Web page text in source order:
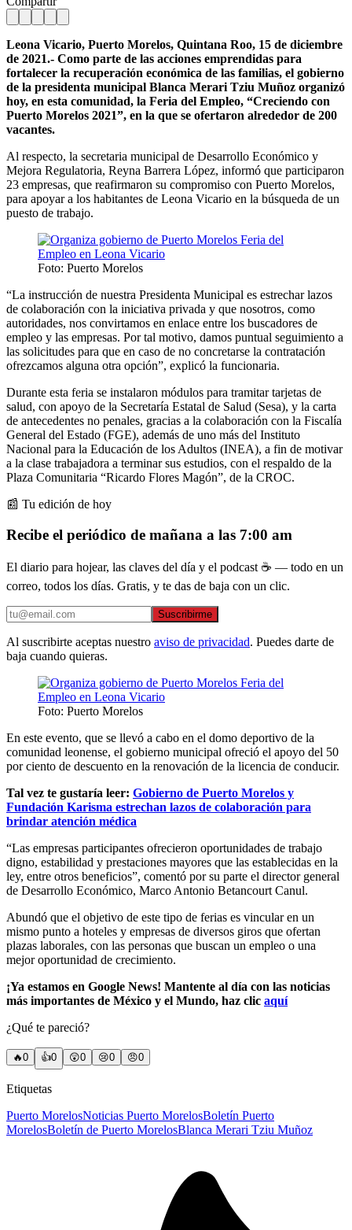
Leona Vicario, Puerto Morelos, Quintana Roo, 15 de diciembre
de 2021.- Como parte de las acciones emprendidas para
fortalecer la recuperación económica de las familias, el gobierno
de la presidenta municipal Blanca Merari Tziu Muñoz organizó
hoy, en esta comunidad, la Feria del Empleo, “Creciendo con
Puerto Morelos 2021”, en la que se ofertaron alrededor de 200
vacantes.
Al respecto, la secretaria municipal de Desarrollo Económico y
Mejora Regulatoria, Reyna Barrera López, informó que participaron
23 empresas, que reafirmaron su compromiso con Puerto Morelos,
para apoyar a los habitantes de Leona Vicario en la búsqueda de un
puesto de trabajo.
Foto: Puerto Morelos
“La instrucción de nuestra Presidenta Municipal es estrechar lazos
de colaboración con la iniciativa privada y que nosotros, como
autoridades, nos convirtamos en enlace entre los buscadores de
empleo y las empresas. Por tal motivo, damos puntual seguimiento a
las solicitudes para que en caso de no concretarse la contratación
ofrezcamos alguna otra opción”, explicó la funcionaria.
Durante esta feria se instalaron módulos para tramitar tarjetas de
salud, con apoyo de la Secretaría Estatal de Salud (Sesa), y la carta
de antecedentes no penales, gracias a la colaboración con la Fiscalía
General del Estado (FGE), además de uno más del Instituto
Nacional para la Educación de los Adultos (INEA), a fin de motivar
a la clase trabajadora a terminar sus estudios, con el respaldo de la
Plaza Comunitaria “Ricardo Flores Magón”, de la CROC.
📰 Tu edición de hoy
Recibe el periódico de mañana a las 7:00 am
El diario para hojear, las claves del día y el podcast ☕ — todo en un
correo, todos los días. Gratis, y te das de baja con un clic.
Suscribirme
Al suscribirte aceptas nuestro aviso de privacidad. Puedes darte de
baja cuando quieras.
Foto: Puerto Morelos
En este evento, que se llevó a cabo en el domo deportivo de la
comunidad leonense, el gobierno municipal ofreció el apoyo del 50
por ciento de descuento en la renovación de la licencia de conducir.
Tal vez te gustaría leer: Gobierno de Puerto Morelos y
Fundación Karisma estrechan lazos de colaboración para
brindar atención médica
“Las empresas participantes ofrecieron oportunidades de trabajo
digno, estabilidad y prestaciones mayores que las establecidas en la
ley, entre otros beneficios”, comentó por su parte el director general
de Desarrollo Económico, Marco Antonio Betancourt Canul.
Abundó que el objetivo de este tipo de ferias es vincular en un
mismo punto a hoteles y empresas de diversos giros que ofertan
plazas laborales, con las personas que buscan un empleo o una
mejor oportunidad de crecimiento.
¡Ya estamos en Google News! Mantente al día con las noticias
más importantes de México y el Mundo, haz clic aquí
¿Qué te pareció?
🔥0 👍0 😲0 😢0 😠0
Etiquetas
Puerto MorelosNoticias Puerto MorelosBoletín Puerto
MorelosBoletín de Puerto MorelosBlanca Merari Tziu Muñoz